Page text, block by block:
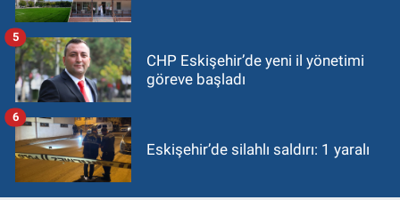
CHP Eskişehir’de yeni il yönetimi
göreve başladı
5
Eskişehir’de silahlı saldırı: 1 yaralı
6